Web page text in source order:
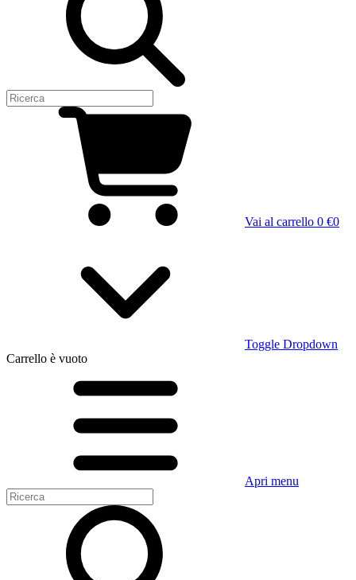
Vai al carrello 0 €0
Toggle Dropdown
Carrello è vuoto
Apri menu